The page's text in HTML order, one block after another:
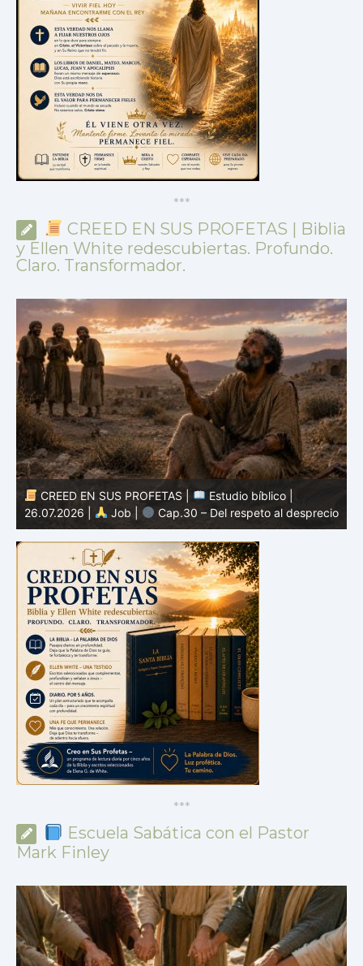
***
CREED EN SUS PROFETAS | Biblia
y Ellen White redescubiertas. Profundo.
Claro. Transformador.
CREED EN SUS PROFETAS |
Estudio bíblico |
25.07.2026 |
Job |
Cap.29 – El recuerdo de tiempos
mejores
***
Escuela Sabática con el Pastor
Mark Finley